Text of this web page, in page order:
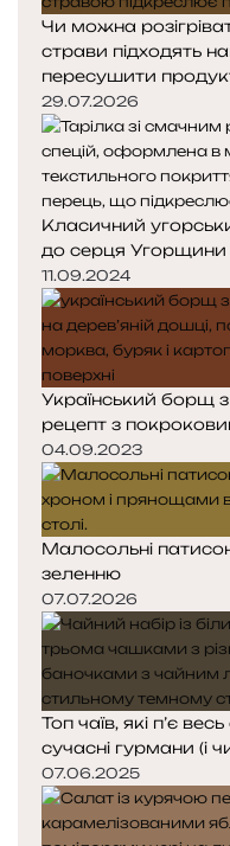
Чи можна
страви підходять
пересушити
29.07.2026
Класичний
до серця Угорщини
11.09.2024
Український борщ
рецепт з
04.09.2023
Малосольні
зеленню
07.07.2026
Топ чаїв, які п’є
сучасні гурмани (і
07.06.2025